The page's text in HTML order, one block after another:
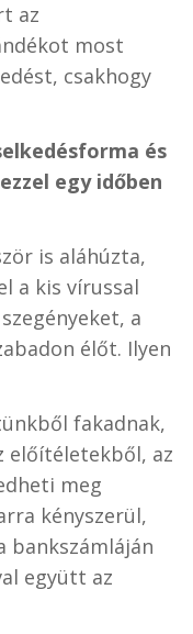
az
most
csakhogy
és
egy időben
is aláhúzta,
a kis vírussal
a
élőt. Ilyen
fakadnak,
előítéletekből, az
meg
kényszerül,
bankszámláján
együtt az